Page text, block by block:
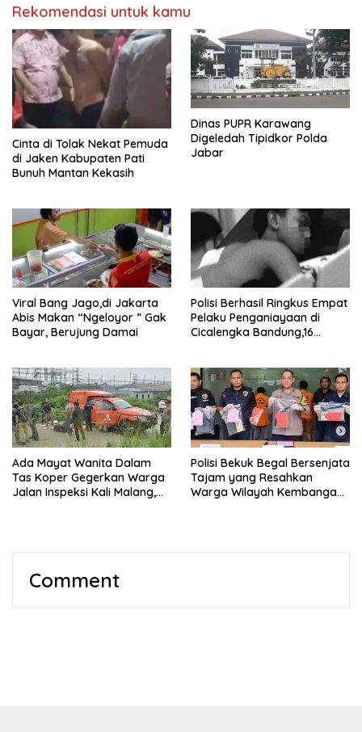
Rekomendasi untuk kamu
Cinta di Tolak Nekat Pemuda
di Jaken Kabupaten Pati
Bunuh Mantan Kekasih
Dinas PUPR Karawang
Digeledah Tipidkor Polda
Jabar
Viral Bang Jago,di Jakarta
Abis Makan “Ngeloyor ” Gak
Bayar, Berujung Damai
Polisi Berhasil Ringkus Empat
Pelaku Penganiayaan di
Cicalengka Bandung,16
Ada Mayat Wanita Dalam
Tas Koper Gegerkan Warga
Jalan Inspeksi Kali Malang,
Polisi Bekuk Begal Bersenjata
Tajam yang Resahkan
Warga Wilayah Kembangan
Comment